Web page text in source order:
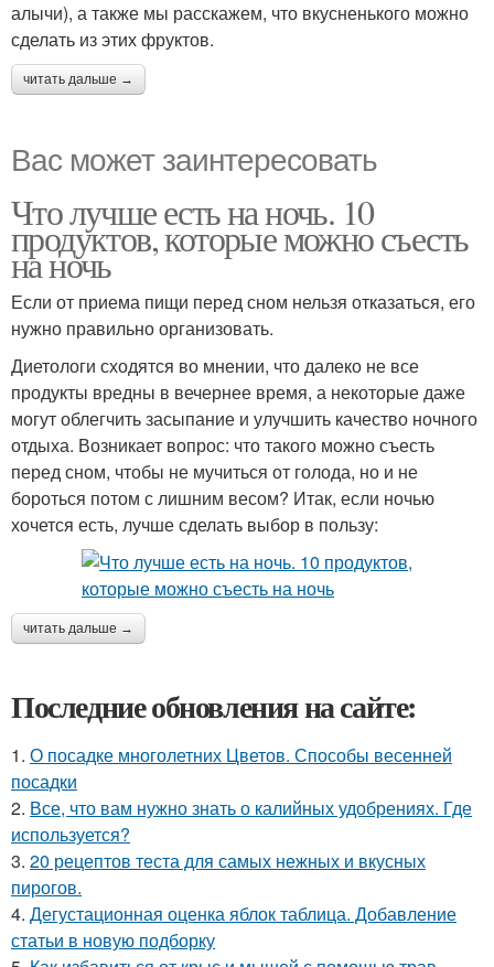
алычи), а также мы расскажем, что вкусненького можно
сделать из этих фруктов.
читать дальше →
Вас может заинтересовать
Что лучше есть на ночь. 10
продуктов, которые можно съесть
на ночь
Если от приема пищи перед сном нельзя отказаться, его
нужно правильно организовать.
Диетологи сходятся во мнении, что далеко не все
продукты вредны в вечернее время, а некоторые даже
могут облегчить засыпание и улучшить качество ночного
отдыха. Возникает вопрос: что такого можно съесть
перед сном, чтобы не мучиться от голода, но и не
бороться потом с лишним весом? Итак, если ночью
хочется есть, лучше сделать выбор в пользу:
читать дальше →
Последние обновления на сайте:
1. О посадке многолетних Цветов. Способы весенней
посадки
2. Все, что вам нужно знать о калийных удобрениях. Где
используется?
3. 20 рецептов теста для самых нежных и вкусных
пирогов.
4. Дегустационная оценка яблок таблица. Добавление
статьи в новую подборку